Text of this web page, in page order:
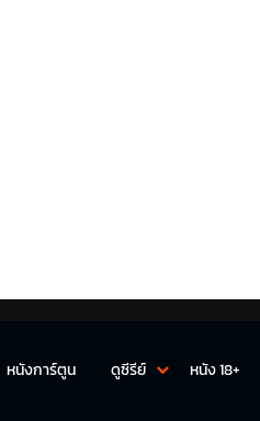
หนังการ์ตูน ดูซีรีย์ หนัง 18+